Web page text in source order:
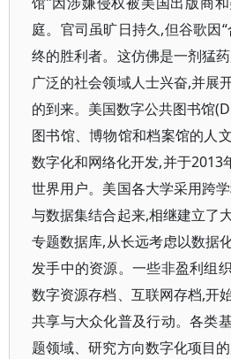
庭。官司虽旷日持久,但谷歌因
终的胜利者。这仿佛是一剂猛
广泛的社会领域人士兴奋,并展
的到来。美国数字公共图书馆
图书馆、博物馆和档案馆的人
数字化和网络化开发,并于2013
世界用户。美国各大学采用跨
与数据集结合起来,相继建立了
专题数据库,从长远考虑以数据
发手中的资源。一些非盈利组
数字资源存档、互联网存档,开
共享与大众化普及行动。各类
题领域、研究方向数字化项目